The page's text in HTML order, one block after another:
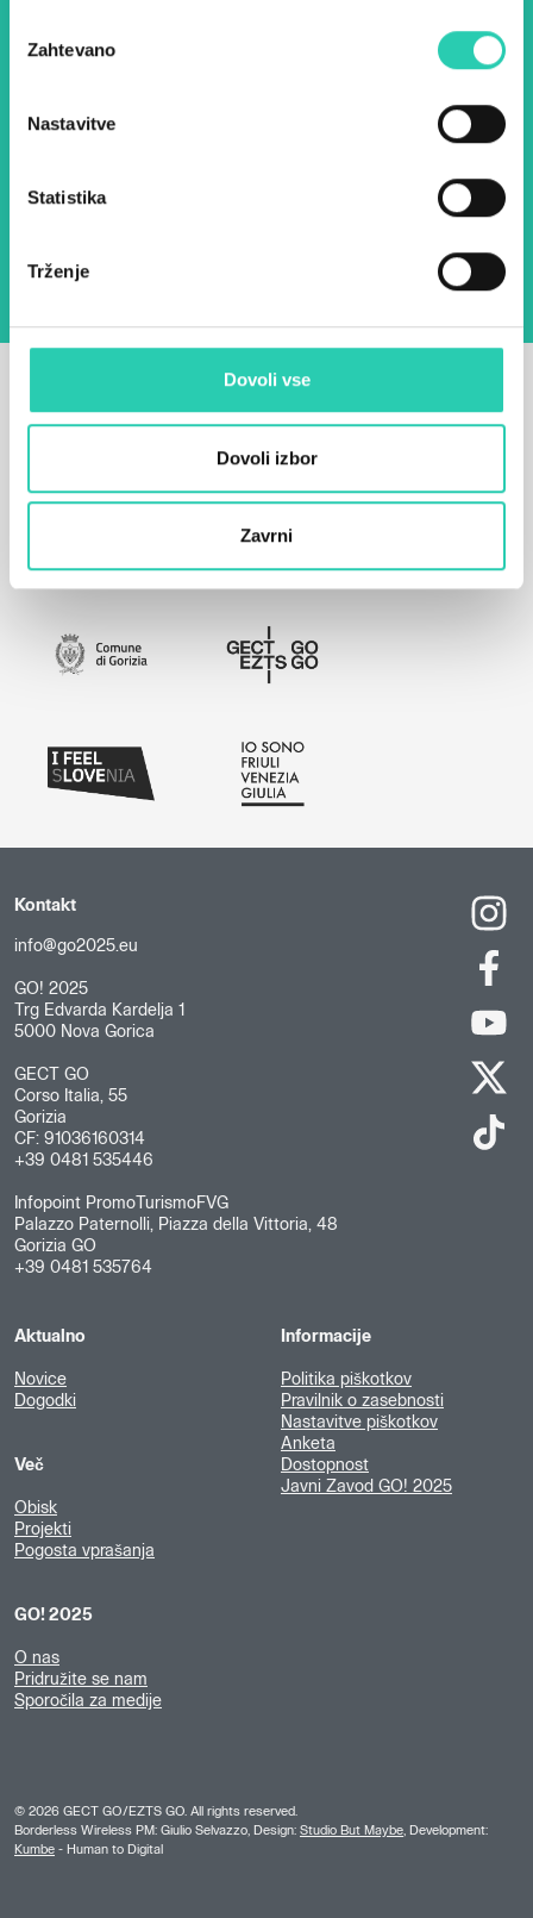
soglasja
Zahtevano
Nastavitve
Statistika
Trženje
Dovoli vse
Dovoli izbor
Zavrni
E-pošta *
Z uporabo tega obrazca potrjujem, da sem
seznanjen z obdelavo osebnih podatkov za
Kontakt
info@go2025.eu
GO! 2025
Trg Edvarda Kardelja 1
5000 Nova Gorica
GECT GO
Corso Italia, 55
Gorizia
CF: 91036160314
+39 0481 535446
Infopoint PromoTurismoFVG
Palazzo Paternolli, Piazza della Vittoria, 48
Gorizia GO
+39 0481 535764
Aktualno
Novice
Dogodki
Več
Obisk
Projekti
Pogosta vprašanja
GO! 2025
O nas
Pridružite se nam
Sporočila za medije
Informacije
Politika piškotkov
Pravilnik o zasebnosti
Nastavitve piškotkov
Anketa
Dostopnost
Javni Zavod GO! 2025
© 2026 GECT GO/EZTS GO. All rights reserved.
Borderless Wireless PM: Giulio Selvazzo, Design: Studio But Maybe , Development:
Kumbe - Human to Digital